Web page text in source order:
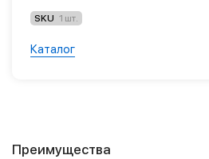
SKU 1 шт.
Каталог
Преимущества